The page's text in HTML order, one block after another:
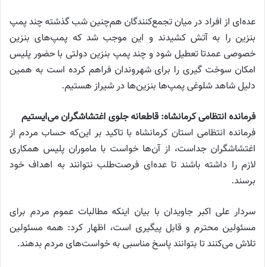
عده‌ای از افراد در میان تجمع‌کنندگان هم‌چنین شب گذشته چند پمپ
بنزین را به آتش کشیدند و این موجب شد که پمپ‌های بنزین
خصوصی عمدتا تعطیل شود و چند پمپ بنزین دولتی با حضور پلیس
امکان سوخت گیری را برای شهروندان فراهم کرده است به همین
دلیل شاهد شلوغی پمپ‌ها بنزین‌ها در شیراز هستیم.
فرمانده انتظامی کرمانشاه: قاطعانه جلوی اغتشاشگران می‌ایستیم
فرمانده انتظامی استان کرمانشاه با تاکید بر این‌که حساب مردم از
اغتشاشگران جداست، از آن‌ها خواست با ماموران پلیس همکاری
لازم را داشته باشند تا عده‌ای فرصت‌طلب نتوانند به اهداف خود
برسند.
سردار علی اکبر جاویدان با بیان اینکه مطالبات عموم مردم برای
مسئولین محترم و قابل پیگیری است، اظهار کرد: همه مسئولین
تلاش می‌کنند تا بتوانند پاسخ مناسبی به خواست‌های مردم بدهند.